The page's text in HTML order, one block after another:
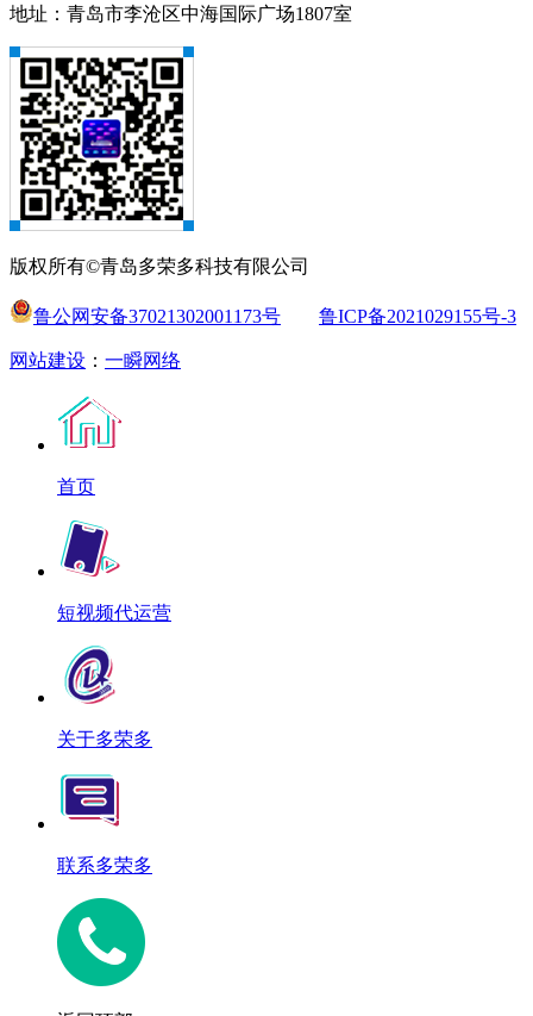
地址：青岛市李沧区中海国际广场1807室
版权所有©青岛多荣多科技有限公司
鲁公网安备37021302001173号 鲁ICP备2021029155号-3
网站建设 ： 一瞬网络
首页
短视频代运营
关于多荣多
联系多荣多